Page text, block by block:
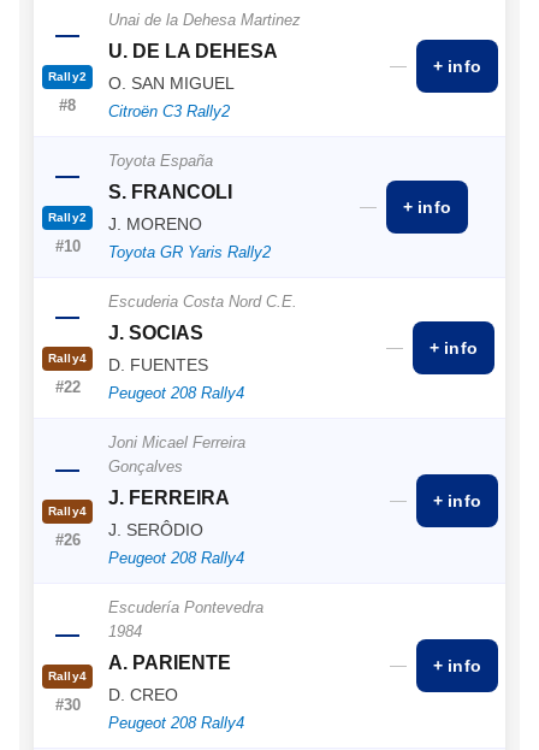
—
Rally2
#8
Unai de la Dehesa Martinez
U. DE LA DEHESA
O. SAN MIGUEL
Citroën C3 Rally2
— + info
—
Rally2
#10
Toyota España
S. FRANCOLI
J. MORENO
Toyota GR Yaris Rally2
— + info
—
Rally4
#22
Escuderia Costa Nord C.E.
J. SOCIAS
D. FUENTES
Peugeot 208 Rally4
— + info
—
Rally4
#26
Joni Micael Ferreira
Gonçalves
J. FERREIRA
J. SERÔDIO
Peugeot 208 Rally4
— + info
—
Rally4
#30
Escudería Pontevedra
1984
A. PARIENTE
D. CREO
Peugeot 208 Rally4
— + info